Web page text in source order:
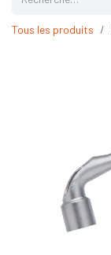
Tous les produits